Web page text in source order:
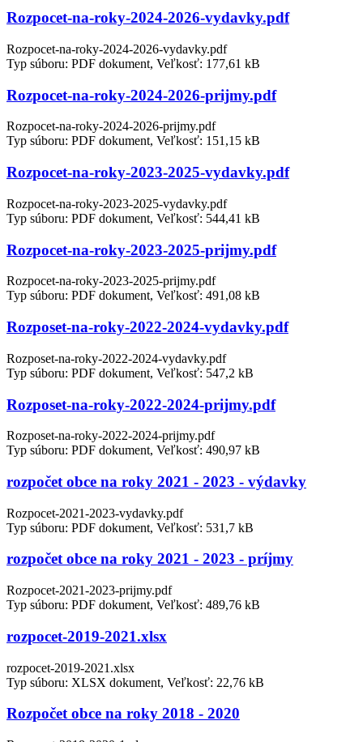
Rozpocet-na-roky-2024-2026-vydavky.pdf
Rozpocet-na-roky-2024-2026-vydavky.pdf
Typ súboru: PDF dokument, Veľkosť: 177,61 kB
Rozpocet-na-roky-2024-2026-prijmy.pdf
Rozpocet-na-roky-2024-2026-prijmy.pdf
Typ súboru: PDF dokument, Veľkosť: 151,15 kB
Rozpocet-na-roky-2023-2025-vydavky.pdf
Rozpocet-na-roky-2023-2025-vydavky.pdf
Typ súboru: PDF dokument, Veľkosť: 544,41 kB
Rozpocet-na-roky-2023-2025-prijmy.pdf
Rozpocet-na-roky-2023-2025-prijmy.pdf
Typ súboru: PDF dokument, Veľkosť: 491,08 kB
Rozposet-na-roky-2022-2024-vydavky.pdf
Rozposet-na-roky-2022-2024-vydavky.pdf
Typ súboru: PDF dokument, Veľkosť: 547,2 kB
Rozposet-na-roky-2022-2024-prijmy.pdf
Rozposet-na-roky-2022-2024-prijmy.pdf
Typ súboru: PDF dokument, Veľkosť: 490,97 kB
rozpočet obce na roky 2021 - 2023 - výdavky
Rozpocet-2021-2023-vydavky.pdf
Typ súboru: PDF dokument, Veľkosť: 531,7 kB
rozpočet obce na roky 2021 - 2023 - príjmy
Rozpocet-2021-2023-prijmy.pdf
Typ súboru: PDF dokument, Veľkosť: 489,76 kB
rozpocet-2019-2021.xlsx
rozpocet-2019-2021.xlsx
Typ súboru: XLSX dokument, Veľkosť: 22,76 kB
Rozpočet obce na roky 2018 - 2020